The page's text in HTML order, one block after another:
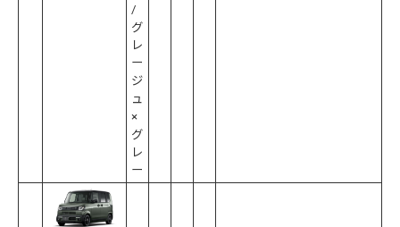
/
グ
レ
ー
ジ
ュ
×
グ
レ
ー